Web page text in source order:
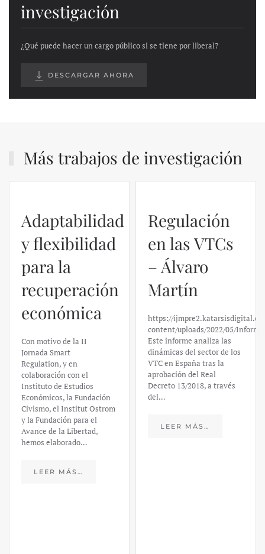
investigación
¿Qué puede hacer un cargo público si se tiene por liberal?
DESCARGAR AHORA
Más trabajos de investigación
Adaptabilidad
y flexibilidad
para la
recuperación
económica
Con motivo de la II
Jornada Smart
Regulation, y en
colaboración con el
Instituto de Estudios
Económicos, la Fundación
Civismo, el Institut Ostrom
y la Fundación para el
Avance de la Libertad,
hemos elaborado…
LEER MÁS…
Regulación
en las VTCs
– Álvaro
Martín
https://
content/uploads/2022/05/
Este informe analiza las
dinámicas del sector de los
VTC en España tras la
aprobación del Real
Decreto 13/2018, a través
del…
LEER MÁS…